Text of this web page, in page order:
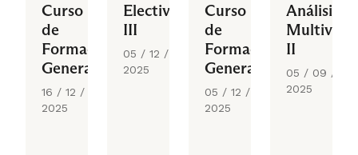
Curso
de
Formación
General
16 / 12 /
2025
Electivo
III
05 / 12 /
2025
Curso
de
Formación
General
05 / 12 /
2025
Análisis
II
05 / 09 /
2025